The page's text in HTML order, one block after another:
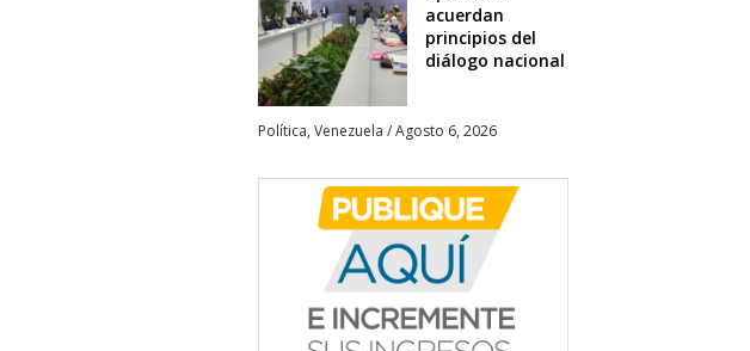
acuerdan
principios del
diálogo nacional
Política, Venezuela /Agosto 6, 2026